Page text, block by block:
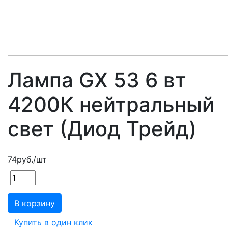
Лампа GX 53 6 вт
4200К нейтральный
свет (Диод Трейд)
74руб./шт
В корзину
Купить в один клик